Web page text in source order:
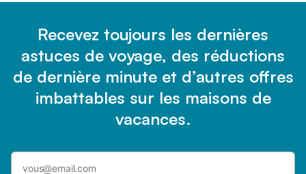
Recevez toujours les dernières
astuces de voyage, des réductions
de dernière minute et d’autres offres
imbattables sur les maisons de
vacances.